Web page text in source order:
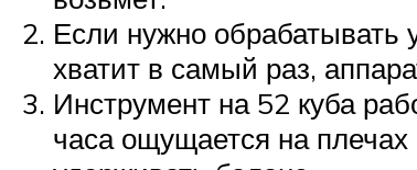
Если нужно обрабатывать
хватит в самый раз,
Инструмент на 52 куба
часа ощущается на